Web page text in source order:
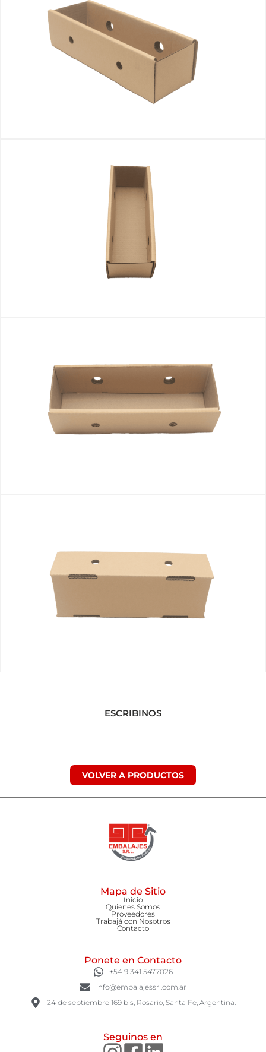
ESCRIBINOS
VOLVER A PRODUCTOS
Mapa de Sitio
Inicio
Quienes Somos
Proveedores
Trabajá con Nosotros
Contacto
Ponete en Contacto
+54 9 341 5477026
info@embalajessrl.com.ar
24 de septiembre 169 bis, Rosario, Santa Fe, Argentina.
Seguinos en